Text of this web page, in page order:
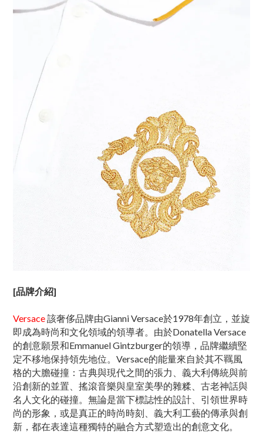
[品牌介紹]
Versace該奢侈品牌由Gianni Versace於1978年創立，並旋
即成為時尚和文化領域的領導者。由於Donatella Versace
的創意願景和Emmanuel Gintzburger的領導，品牌繼續堅
定不移地保持領先地位。Versace的能量來自於其不羈風
格的大膽碰撞：古典與現代之間的張力、義大利傳統與前
沿創新的並置、搖滾音樂與皇室美學的雜糅、古老神話與
名人文化的碰撞。無論是當下標誌性的設計、引領世界時
尚的形象，或是真正的時尚時刻、義大利工藝的傳承與創
新，都在表達這種獨特的融合方式塑造出的創意文化。